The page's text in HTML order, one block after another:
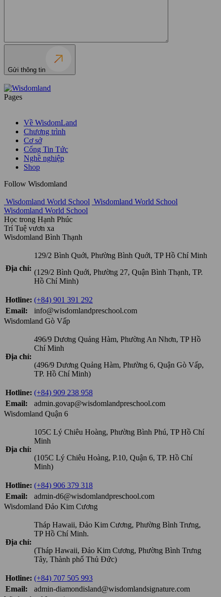
Gửi thông tin
Pages
Về WisdomLand
Chương trình
Cơ sở
Cổng Tin Tức
Nghề nghiệp
Shop
Follow Wisdomland
Wisdomland World School Wisdomland World School
Wisdomland World School
Học trong Hạnh Phúc
Trí Tuệ vươn xa
Wisdomland Bình Thạnh
Địa chỉ:
129/2 Bình Quới, Phường Bình Quới, TP Hồ Chí Minh
(129/2 Bình Quới, Phường 27, Quận Bình Thạnh, TP.
Hồ Chí Minh)
Hotline: (+84) 901 391 292
Email:
info@wisdomlandpreschool.com
Wisdomland Gò Vấp
Địa chỉ:
496/9 Dương Quảng Hàm, Phường An Nhơn, TP Hồ
Chí Minh
(496/9 Dương Quảng Hàm, Phường 6, Quận Gò Vấp,
TP. Hồ Chí Minh)
Hotline: (+84) 909 238 958
Email:
admin.govap@wisdomlandpreschool.com
Wisdomland Quận 6
Địa chỉ:
105C Lý Chiêu Hoàng, Phường Bình Phú, TP Hồ Chí
Minh
(105C Lý Chiêu Hoàng, P.10, Quận 6, TP. Hồ Chí
Minh)
Hotline: (+84) 906 379 318
Email:
admin-d6@wisdomlandpreschool.com
Wisdomland Đảo Kim Cương
Địa chỉ:
Tháp Hawaii, Đảo Kim Cương, Phường Bình Trưng,
TP Hồ Chí Minh.
(Tháp Hawaii, Đảo Kim Cương, Phường Bình Trưng
Tây, Thành phố Thủ Đức)
Hotline: (+84) 707 505 993
Email:
admin-diamondisland@wisdomlandsignature.com